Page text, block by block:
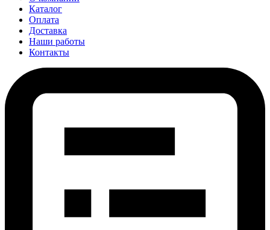
Каталог
Оплата
Доставка
Наши работы
Контакты